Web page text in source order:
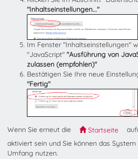
"Inhaltseinstellungen..."
Im Fenster "Inhaltseinstellungen"
"JavaScript" "Ausführung von
zulassen (empfohlen)"
Bestätigen Sie Ihre neue
"Fertig"
Wenn Sie erneut die Startseite
aktiviert sein und Sie können das
Umfang nutzen.